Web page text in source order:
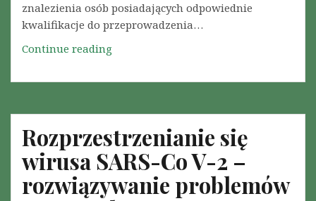
I
–
D
O
A
znalezienia osób posiadających odpowiednie
kwalifikacje do przeprowadzenia…
Continue reading
r
s
o
w
e
p
Rozprzestrzenianie się
wirusa SARS-Co V-2 –
rozwiązywanie problemów